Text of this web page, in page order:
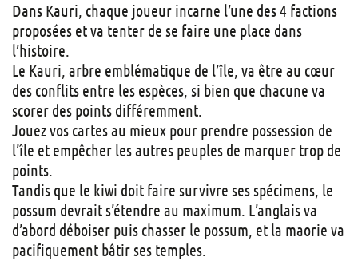
Dans Kauri, chaque joueur incarne l’une des 4 factions
proposées et va tenter de se faire une place dans
l’histoire.
Le Kauri, arbre emblématique de l’île, va être au cœur
des conflits entre les espèces, si bien que chacune va
scorer des points différemment.
Jouez vos cartes au mieux pour prendre possession de
l’île et empêcher les autres peuples de marquer trop de
points.
Tandis que le kiwi doit faire survivre ses spécimens, le
possum devrait s’étendre au maximum. L’anglais va
d’abord déboiser puis chasser le possum, et la maorie va
pacifiquement bâtir ses temples.